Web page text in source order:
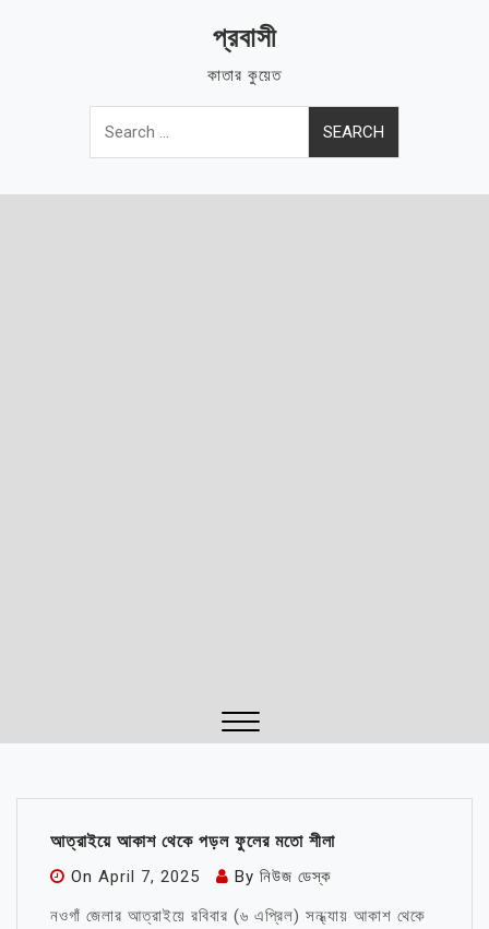
প্রবাসী
কাতার কুয়েত
Search
for:
আত্রাইয়ে আকাশ থেকে পড়ল ফুলের মতো শীলা
On April 7, 2025 By নিউজ ডেস্ক
নওগাঁ জেলার আত্রাইয়ে রবিবার (৬ এপ্রিল) সন্ধ্যায় আকাশ থেকে